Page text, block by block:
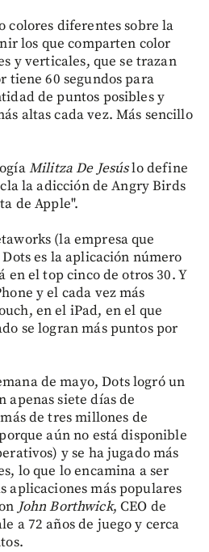
colores diferentes sobre la
los que comparten color
y verticales, que se trazan
tiene 60 segundos para
de puntos posibles y
altas cada vez. Más sencillo
Militza De Jesúslo define
la adicción de Angry Birds
de Apple".
(la empresa que
es la aplicación número
en el top cinco de otros 30. Y
y el cada vez más
en el iPad, en el que
se logran más puntos por
de mayo, Dots logró un
apenas siete días de
de tres millones de
aún no está disponible
y se ha jugado más
lo que lo encamina a ser
aplicaciones más populares
John Borthwick, CEO de
a 72 años de juego y cerca